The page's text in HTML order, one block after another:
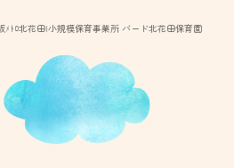
ﾛ北花田|小規模保育事業所 バード北花田保育園